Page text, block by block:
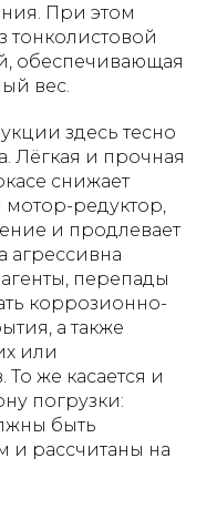
При этом
тонколистовой
обеспечивающая
вес.
здесь тесно
Лёгкая и прочная
снижает
мотор-редуктор,
и продлевает
агрессивна
перепады
коррозионно-
а также
или
же касается и
погрузки:
быть
и рассчитаны на